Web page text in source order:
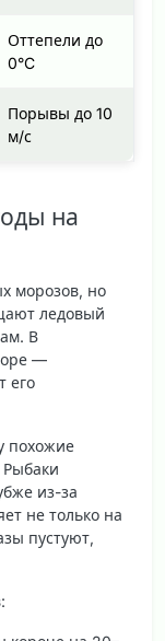
Оттепели до
0°C
Порывы до 10
м/с
на
морозов, но
ледовый
В
—
его
похожие
из-за
не только на
пустуют,